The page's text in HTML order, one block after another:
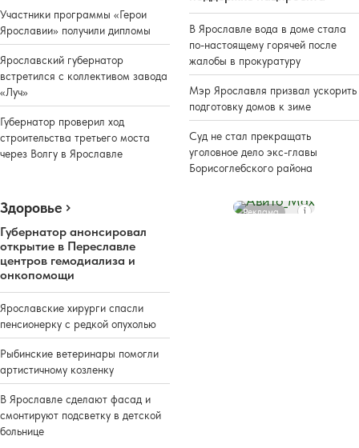
Участники программы «Герои
Ярославии» получили дипломы
Ярославский губернатор
встретился с коллективом завода
«Луч»
Губернатор проверил ход
строительства третьего моста
через Волгу в Ярославле
В Ярославле вода в доме стала
по-настоящему горячей после
жалобы в прокуратуру
Мэр Ярославля призвал ускорить
подготовку домов к зиме
Суд не стал прекращать
уголовное дело экс-главы
Борисоглебского района
Здоровье
Губернатор анонсировал
открытие в Переславле
центров гемодиализа и
онкопомощи
Ярославские хирурги спасли
пенсионерку с редкой опухолью
Рыбинские ветеринары помогли
артистичному козленку
В Ярославле сделают фасад и
смонтируют подсветку в детской
больнице
Реклама